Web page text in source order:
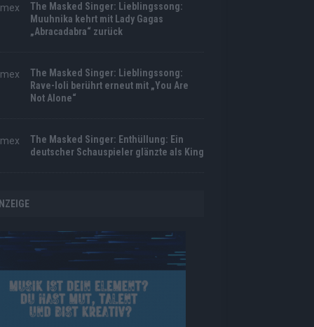
The Masked Singer: Lieblingssong:
Muuhnika kehrt mit Lady Gagas
„Abracadabra“ zurück
The Masked Singer: Lieblingssong:
Rave-Ioli berührt erneut mit „You Are
Not Alone“
The Masked Singer: Enthüllung: Ein
deutscher Schauspieler glänzte als King